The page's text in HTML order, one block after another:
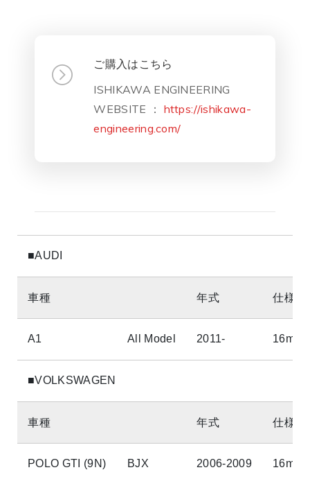
ご購入はこちら
ISHIKAWA ENGINEERING
WEBSITE ： https://ishikawa-
engineering.com/
■AUDI
車種 年式 仕様
A1 All Model 2011- 16mm
■VOLKSWAGEN
車種 年式 仕様
POLO GTI (9N) BJX 2006-2009 16mm